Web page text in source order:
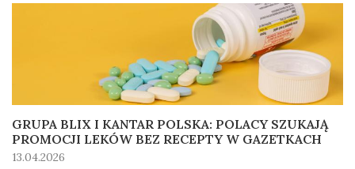
GRUPA BLIX I KANTAR POLSKA: POLACY SZUKAJĄ
PROMOCJI LEKÓW BEZ RECEPTY W GAZETKACH
13.04.2026